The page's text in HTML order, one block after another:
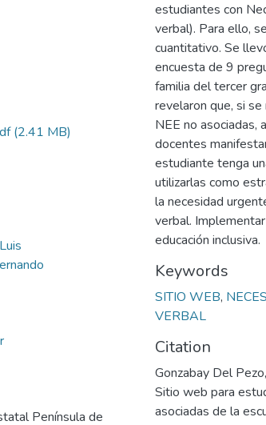
(2.41 MB)
Península de
estudiantes con
verbal). Para ello,
cuantitativo. Se
encuesta de 9
familia del tercer
revelaron que, si
NEE no asociadas,
docentes
estudiante tenga
utilizarlas como
la necesidad
verbal.
educación inclusiva.
Keywords
SITIO WEB,
VERBAL
Citation
Gonzabay Del
Sitio web para
asociadas de la